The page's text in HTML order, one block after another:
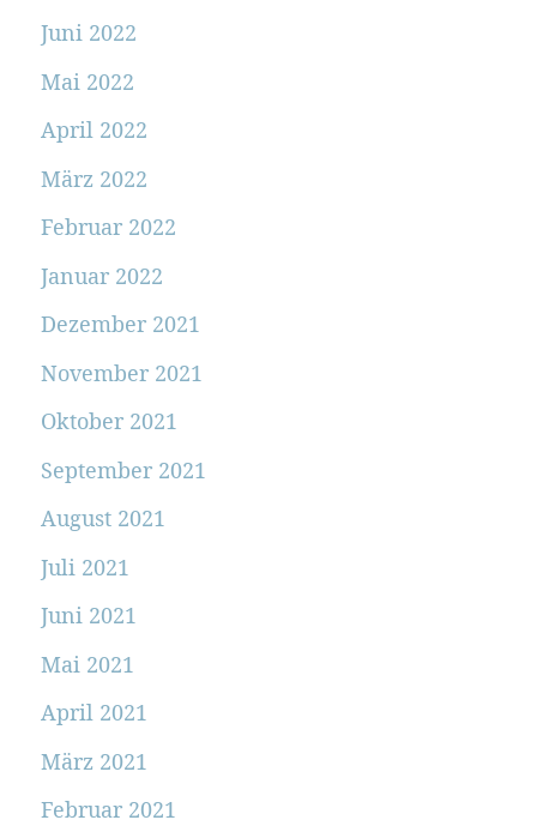
Juni 2022
Mai 2022
April 2022
März 2022
Februar 2022
Januar 2022
Dezember 2021
November 2021
Oktober 2021
September 2021
August 2021
Juli 2021
Juni 2021
Mai 2021
April 2021
März 2021
Februar 2021